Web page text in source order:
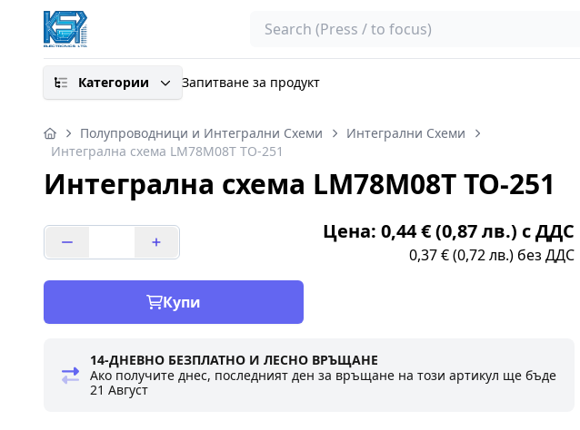
Search
Категории Запитване за продукт
Полупроводници и Интегрални Схеми
Интегрални Схеми
Интегрална схема LM78M08T TO-251
Интегрална схема LM78M08T TO-251
Цена: 0,44 € (0,87 лв.) с ДДС
0,37 € (0,72 лв.) без ДДС
Купи
14-ДНЕВНО БЕЗПЛАТНО И ЛЕСНО ВРЪЩАНЕ
Ако получите днес, последният ден за връщане на този артикул ще бъде
21 Август